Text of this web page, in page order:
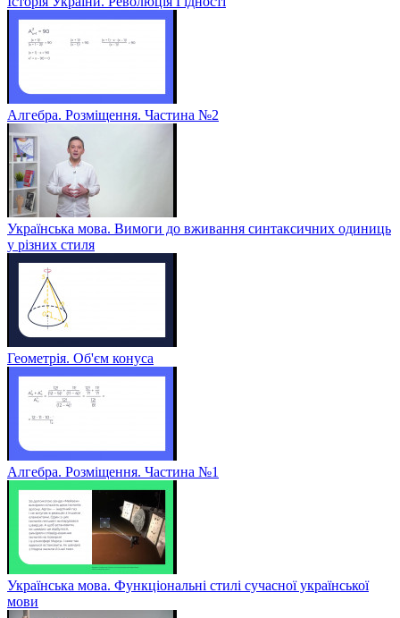
Алгебра. Розміщення. Частина №2
Українська мова. Вимоги до вживання синтаксичних одиниць
у різних стиля
Геометрія. Об'єм конуса
Алгебра. Розміщення. Частина №1
Українська мова. Функціональні стилі сучасної української
мови